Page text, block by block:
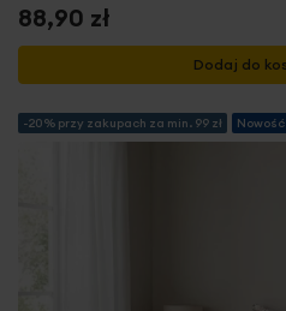
88,90 zł
Dodaj do
-20% przy zakupach za min. 99 zł Nowość